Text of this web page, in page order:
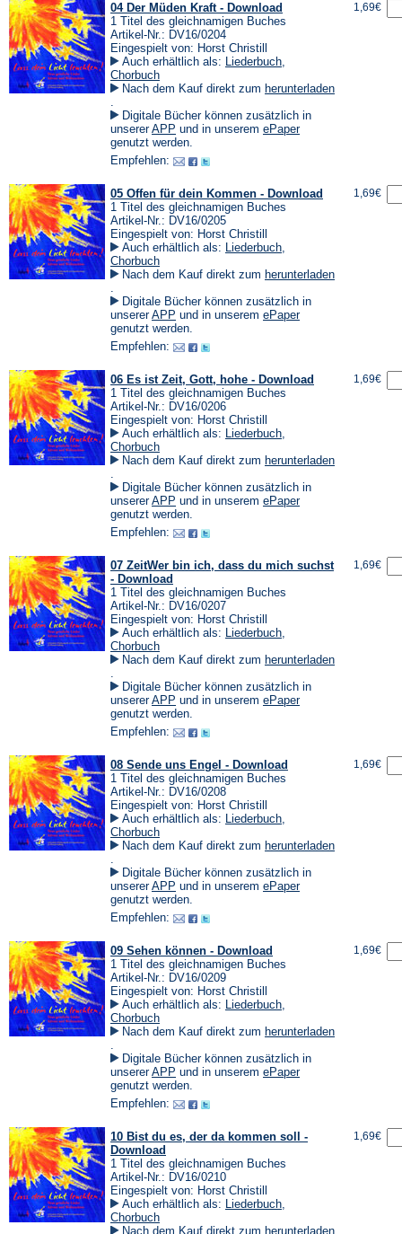
04 Der Müden Kraft - Download
1 Titel des gleichnamigen Buches
Artikel-Nr.: DV16/0204
Eingespielt von: Horst Christill
Auch erhältlich als: Liederbuch,
Chorbuch
Nach dem Kauf direkt zum herunterladen
in
einem
neuen
Tab)
.
Digitale Bücher können zusätzlich in
unsererAPP (Öffnet
in
neuen
und in unserem ePaper(Öffnet
genutzt werden.
Empfehlen:
1,69€
05 Offen für dein Kommen - Download
1 Titel des gleichnamigen Buches
Artikel-Nr.: DV16/0205
Eingespielt von: Horst Christill
Auch erhältlich als: Liederbuch,
Chorbuch
Nach dem Kauf direkt zum herunterladen
in
einem
neuen
Tab)
.
Digitale Bücher können zusätzlich in
unsererAPP (Öffnet
in
neuen
und in unserem ePaper(Öffnet
genutzt werden.
Empfehlen:
1,69€
06 Es ist Zeit, Gott, hohe - Download
1 Titel des gleichnamigen Buches
Artikel-Nr.: DV16/0206
Eingespielt von: Horst Christill
Auch erhältlich als: Liederbuch,
Chorbuch
Nach dem Kauf direkt zum herunterladen
in
einem
neuen
Tab)
.
Digitale Bücher können zusätzlich in
unsererAPP (Öffnet
in
neuen
und in unserem ePaper(Öffnet
genutzt werden.
Empfehlen:
1,69€
07 ZeitWer bin ich, dass du mich suchst
- Download
1 Titel des gleichnamigen Buches
Artikel-Nr.: DV16/0207
Eingespielt von: Horst Christill
Auch erhältlich als: Liederbuch,
Chorbuch
Nach dem Kauf direkt zum herunterladen
in
einem
neuen
Tab)
.
Digitale Bücher können zusätzlich in
unsererAPP (Öffnet
in
neuen
und in unserem ePaper(Öffnet
genutzt werden.
Empfehlen:
1,69€
08 Sende uns Engel - Download
1 Titel des gleichnamigen Buches
Artikel-Nr.: DV16/0208
Eingespielt von: Horst Christill
Auch erhältlich als: Liederbuch,
Chorbuch
Nach dem Kauf direkt zum herunterladen
in
einem
neuen
Tab)
.
Digitale Bücher können zusätzlich in
unsererAPP (Öffnet
in
neuen
und in unserem ePaper(Öffnet
genutzt werden.
Empfehlen:
1,69€
09 Sehen können - Download
1 Titel des gleichnamigen Buches
Artikel-Nr.: DV16/0209
Eingespielt von: Horst Christill
Auch erhältlich als: Liederbuch,
Chorbuch
Nach dem Kauf direkt zum herunterladen
in
einem
neuen
Tab)
.
Digitale Bücher können zusätzlich in
unsererAPP (Öffnet
in
neuen
und in unserem ePaper(Öffnet
genutzt werden.
Empfehlen:
1,69€
10 Bist du es, der da kommen soll -
Download
1 Titel des gleichnamigen Buches
Artikel-Nr.: DV16/0210
Eingespielt von: Horst Christill
Auch erhältlich als: Liederbuch,
Chorbuch
Nach dem Kauf direkt zum herunterladen
1,69€